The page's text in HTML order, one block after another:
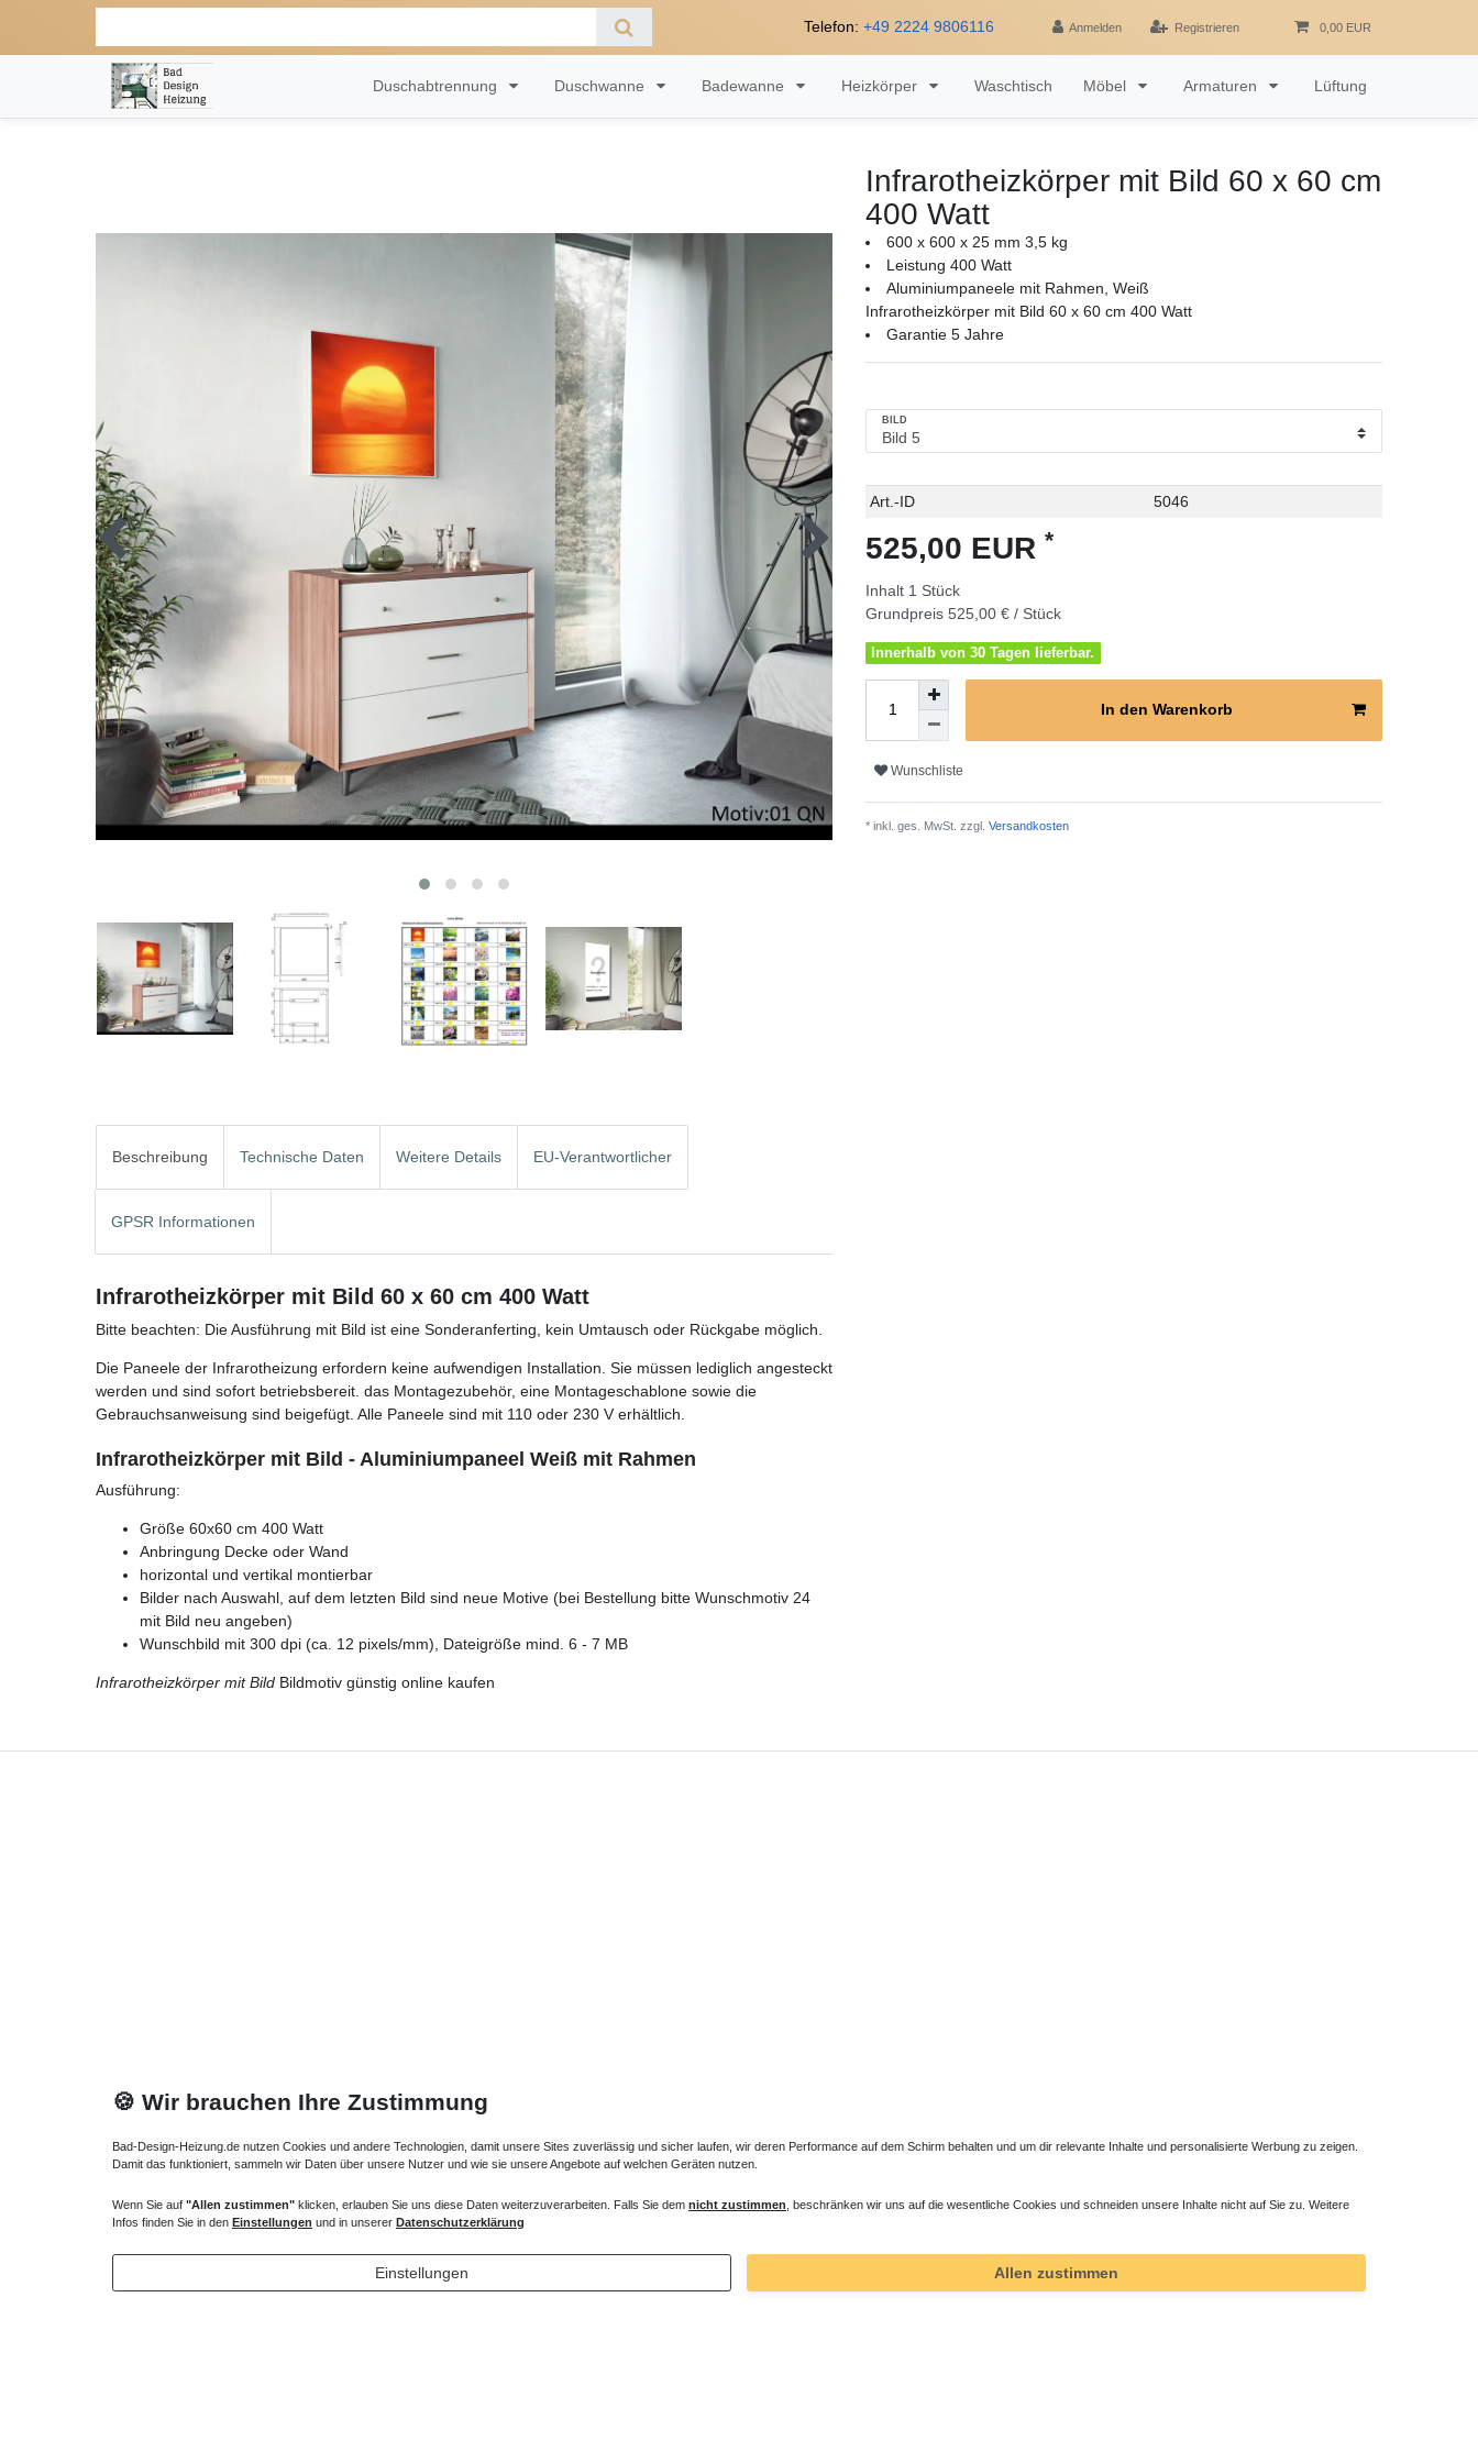
Telefon: +49 2224 9806116 Anmelden Registrieren 0,00 EUR
Duschabtrennung Duschwanne Badewanne Heizkörper Waschtisch Möbel Armaturen Lüftung
Infrarotheizkörper mit Bild 60 x 60 cm
400 Watt
600 x 600 x 25 mm 3,5 kg
Leistung 400 Watt
Aluminiumpaneele mit Rahmen, Weiß
Infrarotheizkörper mit Bild 60 x 60 cm 400 Watt
Garantie 5 Jahre
BILD
Technisches
Wert
Art.-ID 5046
525,00 EUR *
Inhalt 1 Stück
Grundpreis 525,00 € / Stück
Innerhalb von 30 Tagen lieferbar.
In den Warenkorb
Wunschliste
* inkl. ges. MwSt. zzgl. Versandkosten
Beschreibung Technische Daten Weitere Details EU-Verantwortlicher
GPSR Informationen
Infrarotheizkörper mit Bild 60 x 60 cm 400 Watt
Bitte beachten: Die Ausführung mit Bild ist eine Sonderanferting, kein Umtausch oder Rückgabe möglich.
Die Paneele der Infrarotheizung erfordern keine aufwendigen Installation. Sie müssen lediglich angesteckt
werden und sind sofort betriebsbereit. das Montagezubehör, eine Montageschablone sowie die
Gebrauchsanweisung sind beigefügt. Alle Paneele sind mit 110 oder 230 V erhältlich.
Infrarotheizkörper mit Bild - Aluminiumpaneel Weiß mit Rahmen
Ausführung:
Größe 60x60 cm 400 Watt
Anbringung Decke oder Wand
horizontal und vertikal montierbar
Bilder nach Auswahl, auf dem letzten Bild sind neue Motive (bei Bestellung bitte Wunschmotiv 24
mit Bild neu angeben)
Wunschbild mit 300 dpi (ca. 12 pixels/mm), Dateigröße mind. 6 - 7 MB
Infrarotheizkörper mit Bild Bildmotiv günstig online kaufen
Telefon:02224 9806-116
🍪 Wir brauchen Ihre Zustimmung
Bad-Design-Heizung.de nutzen Cookies und andere Technologien, damit unsere Sites zuverlässig und sicher laufen, wir deren Performance auf dem Schirm behalten und um dir relevante Inhalte und personalisierte Werbung zu zeigen.
Damit das funktioniert, sammeln wir Daten über unsere Nutzer und wie sie unsere Angebote auf welchen Geräten nutzen.
Wenn Sie auf "Allen zustimmen" klicken, erlauben Sie uns diese Daten weiterzuverarbeiten. Falls Sie dem nicht zustimmen , beschränken wir uns auf die wesentliche Cookies und schneiden unsere Inhalte nicht auf Sie zu. Weitere
Infos finden Sie in den Einstellungen und in unserer Datenschutzerklärung
Einstellungen Allen zustimmen